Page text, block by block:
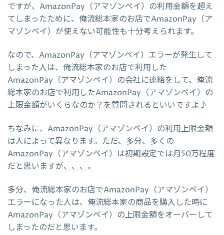
ですが、AmazonPay（アマゾンペイ）の利用金額を超え
てしまったために、俺流総本家のお店でAmazonPay（ア
マゾンペイ）が使えない可能性も十分考えられます。
なので、AmazonPay（アマゾンペイ）エラーが発生して
しまった人は、俺流総本家のお店で利用した
AmazonPay（アマゾンペイ）の会社に連絡をして、俺流
総本家のお店で利用したAmazonPay（アマゾンペイ）の
上限金額がいくらなのか？を質問されるといいですよ♪
ちなみに、AmazonPay（アマゾンペイ）の利用上限金額
は人によって異なります。ただ、多分、多くの
AmazonPay（アマゾンペイ）は初期設定では月50万程度
だと思いますが、、、。
多分、俺流総本家のお店でAmazonPay（アマゾンペイ）
エラーになった人は、俺流総本家の商品を購入した時に
AmazonPay（アマゾンペイ）の上限金額をオーバーして
しまったのだと思います。